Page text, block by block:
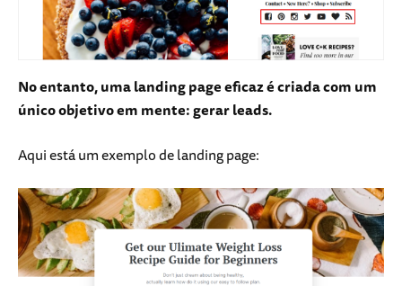
No entanto, uma landing page eficaz é criada com um
único objetivo em mente: gerar leads.
Aqui está um exemplo de landing page: